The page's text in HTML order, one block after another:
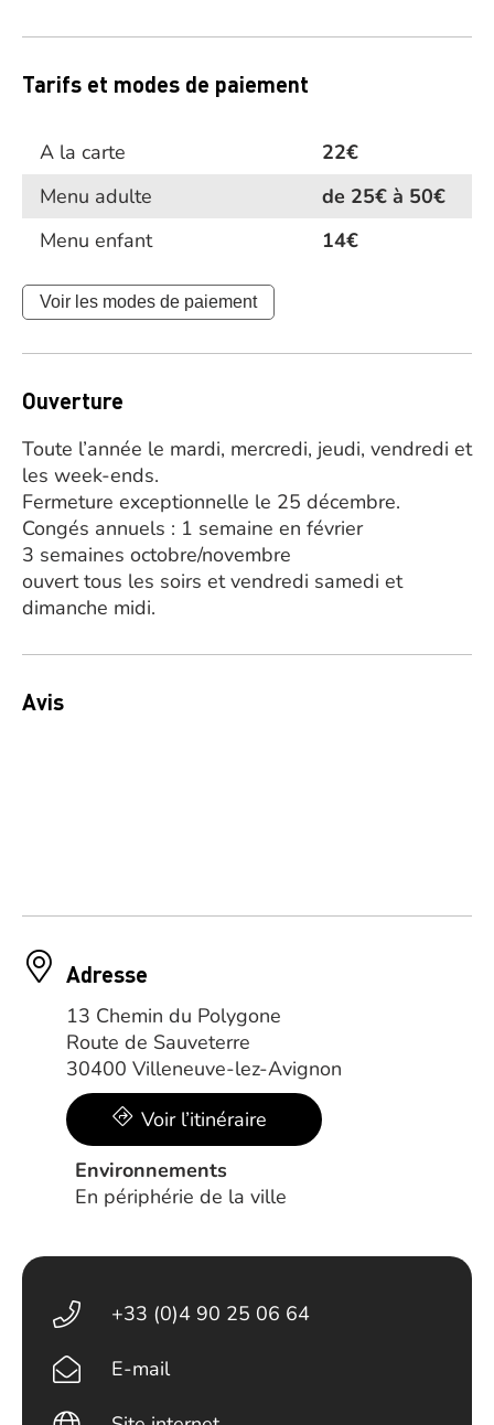
Tarifs et modes de paiement
A la carte
22€
Menu adulte
de 25€ à 50€
Menu enfant
14€
Voir les modes de paiement
Ouverture
Toute l’année le mardi, mercredi, jeudi, vendredi et
les week-ends.
Fermeture exceptionnelle le 25 décembre.
Congés annuels : 1 semaine en février
3 semaines octobre/novembre
ouvert tous les soirs et vendredi samedi et
dimanche midi.
Avis
Adresse
13 Chemin du Polygone
Route de Sauveterre
30400 Villeneuve-lez-Avignon
Voir l’itinéraire
Environnements
En périphérie de la ville
+33 (0)4 90 25 06 64
E-mail